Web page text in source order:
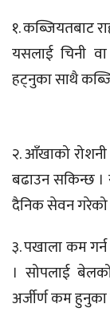
१. कब्जियतबाट
यसलाई चिनी
हट्नुका साथै
२. आँखाको
बढाउन सकिन्छ ।
दैनिक सेवन गरेको
३. पखाला कम
। सोपलाई
अर्जीर्ण कम